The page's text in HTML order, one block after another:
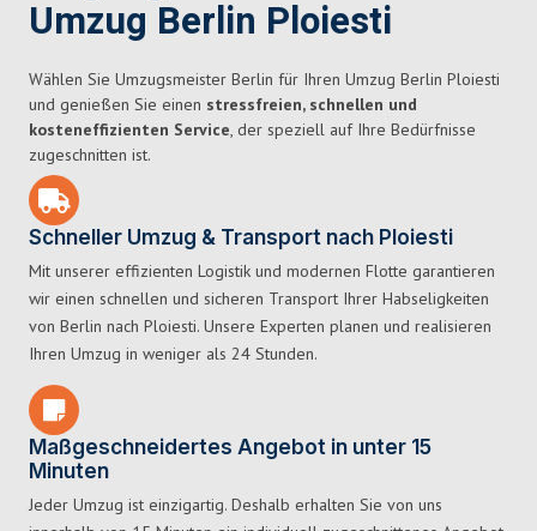
Umzug Berlin Ploiesti
Wählen Sie Umzugsmeister Berlin für Ihren Umzug Berlin Ploiesti
und genießen Sie einen stressfreien, schnellen und
kosteneffizienten Service, der speziell auf Ihre Bedürfnisse
zugeschnitten ist.
Schneller Umzug & Transport nach Ploiesti
Mit unserer effizienten Logistik und modernen Flotte garantieren
wir einen schnellen und sicheren Transport Ihrer Habseligkeiten
von Berlin nach Ploiesti. Unsere Experten planen und realisieren
Ihren Umzug in weniger als 24 Stunden.
Maßgeschneidertes Angebot in unter 15
Minuten
Jeder Umzug ist einzigartig. Deshalb erhalten Sie von uns